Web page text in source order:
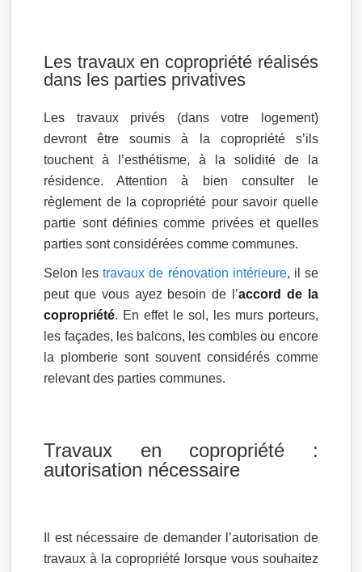
Les travaux en copropriété réalisés
dans les parties privatives
Les travaux privés (dans votre logement)
devront être soumis à la copropriété s’ils
touchent à l’esthétisme, à la solidité de la
résidence. Attention à bien consulter le
règlement de la copropriété pour savoir quelle
partie sont définies comme privées et quelles
parties sont considérées comme communes.
Selon lestravaux de rénovation intérieure, il se
peut que vous ayez besoin de l’accord de la
copropriété. En effet le sol, les murs porteurs,
les façades, les balcons, les combles ou encore
la plomberie sont souvent considérés comme
relevant des parties communes.
Travaux en copropriété :
autorisation nécessaire
Il est nécessaire de demander l’autorisation de
travaux à la copropriété lorsque vous souhaitez